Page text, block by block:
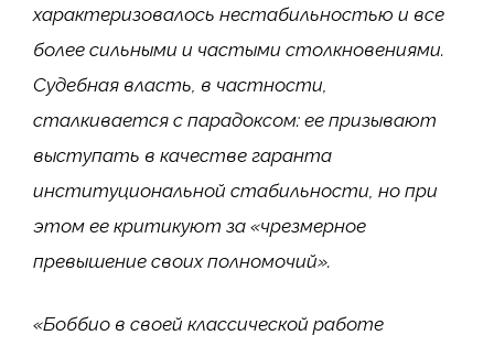
характеризовалось нестабильностью и все
более сильными и частыми столкновениями.
Судебная власть, в частности,
сталкивается с парадоксом: ее призывают
выступать в качестве гаранта
институциональной стабильности, но при
этом ее критикуют за «чрезмерное
превышение своих полномочий».
«Боббио в своей классической работе